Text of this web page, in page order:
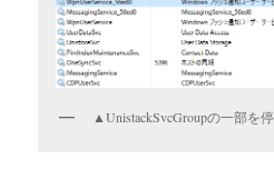
▲UnistackSvcGroupの一部を